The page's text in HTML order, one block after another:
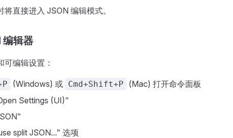
直接进入 JSON 编辑模式。
编辑器
编辑设置：
(Windows) 或 Cmd+Shift+P
(Mac) 打开命令面板
Settings (UI)"
split JSON..." 选项